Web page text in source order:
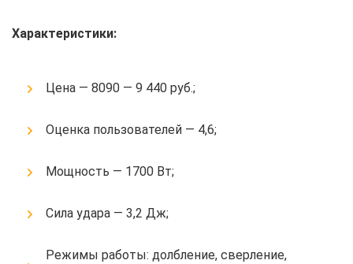
Характеристики:
Цена — 8090 — 9 440 руб.;
Оценка пользователей — 4,6;
Мощность — 1700 Вт;
Сила удара — 3,2 Дж;
Режимы работы: долбление, сверление,